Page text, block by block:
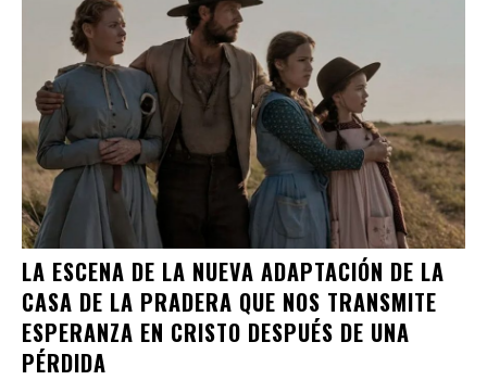
LA ESCENA DE LA NUEVA ADAPTACIÓN DE LA
CASA DE LA PRADERA QUE NOS TRANSMITE
ESPERANZA EN CRISTO DESPUÉS DE UNA
PÉRDIDA